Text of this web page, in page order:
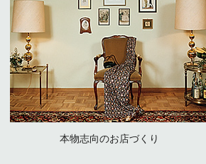
​本物志向のお店づくり